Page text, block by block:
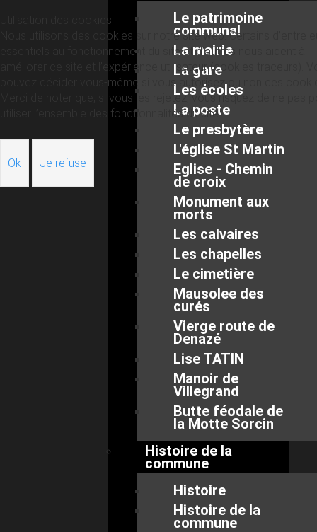
Le patrimoine
communal
La mairie
La gare
Les écoles
La poste
Le presbytère
L'église St Martin
Eglise - Chemin
de croix
Monument aux
morts
Les calvaires
Les chapelles
Le cimetière
Mausolee des
curés
Vierge route de
Denazé
Lise TATIN
Manoir de
Villegrand
Butte féodale de
la Motte Sorcin
Histoire de la
commune
Histoire
Histoire de la
commune
Utilisation des cookies
Nous utilisons des cookies sur notre site web. Certains d’entre
essentiels au fonctionnement du site et d’autres nous aident à
améliorer ce site et l’expérience utilisateur (cookies traceurs).
pouvez décider vous-même si vous autorisez ou non ces
Merci de noter que, si vous les rejetez, vous risquez de ne pas
utiliser l’ensemble des fonctionnalités du site.
Ok Je refuse